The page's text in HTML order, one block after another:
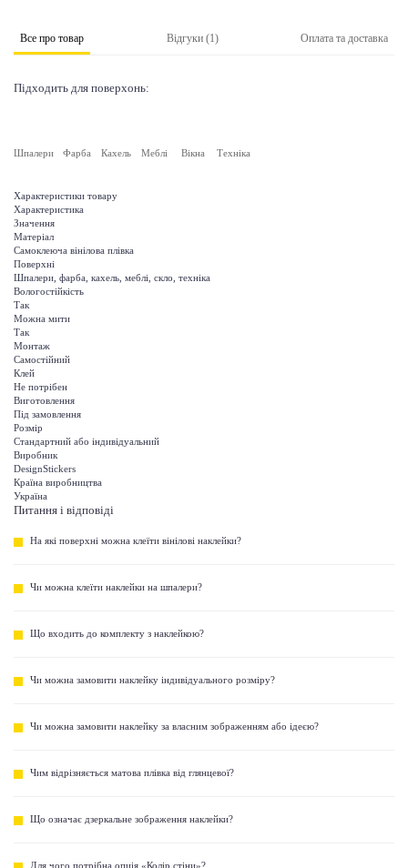
Все про товар Відгуки (1) Оплата та доставка
Підходить для поверхонь:
Шпалери Фарба Кахель Меблі Вікна Техніка
Характеристики товару
Характеристика
Значення
Матеріал
Самоклеюча вінілова плівка
Поверхні
Шпалери, фарба, кахель, меблі, скло, техніка
Вологостійкість
Так
Можна мити
Так
Монтаж
Самостійний
Клей
Не потрібен
Виготовлення
Під замовлення
Розмір
Стандартний або індивідуальний
Виробник
DesignStickers
Країна виробництва
Україна
Питання і відповіді
На які поверхні можна клеїти вінілові наклейки?
Чи можна клеїти наклейки на шпалери?
Що входить до комплекту з наклейкою?
Чи можна замовити наклейку індивідуального розміру?
Чи можна замовити наклейку за власним зображенням або ідеєю?
Чим відрізняється матова плівка від глянцевої?
Що означає дзеркальне зображення наклейки?
Для чого потрібна опція «Колір стіни»?